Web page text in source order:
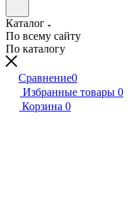
Каталог
По всему сайту
По каталогу
Сравнение0
Избранные товары 0
Корзина 0